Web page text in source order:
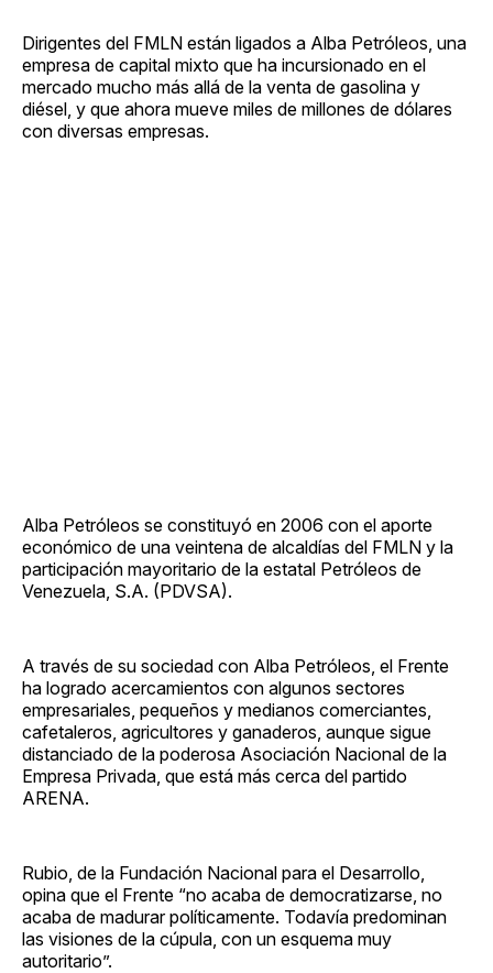
Dirigentes del FMLN están ligados a Alba Petróleos, una
empresa de capital mixto que ha incursionado en el
mercado mucho más allá de la venta de gasolina y
diésel, y que ahora mueve miles de millones de dólares
con diversas empresas.
Alba Petróleos se constituyó en 2006 con el aporte
económico de una veintena de alcaldías del FMLN y la
participación mayoritario de la estatal Petróleos de
Venezuela, S.A. (PDVSA).
A través de su sociedad con Alba Petróleos, el Frente
ha logrado acercamientos con algunos sectores
empresariales, pequeños y medianos comerciantes,
cafetaleros, agricultores y ganaderos, aunque sigue
distanciado de la poderosa Asociación Nacional de la
Empresa Privada, que está más cerca del partido
ARENA.
Rubio, de la Fundación Nacional para el Desarrollo,
opina que el Frente “no acaba de democratizarse, no
acaba de madurar políticamente. Todavía predominan
las visiones de la cúpula, con un esquema muy
autoritario”.